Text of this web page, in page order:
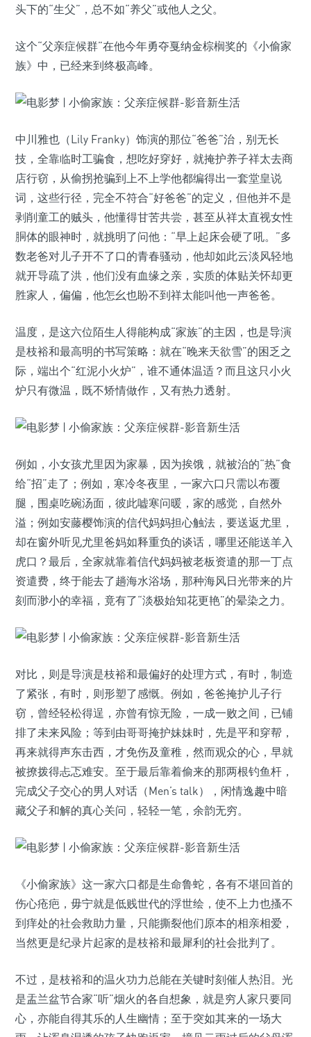
头下的“生父”，总不如“养父”或他人之父。
这个“父亲症候群”在他今年勇夺戛纳金棕榈奖的《小偷家
族》中，已经来到终极高峰。
中川雅也（Lily Franky）饰演的那位“爸爸”治，别无长
技，全靠临时工骗食，想吃好穿好，就掩护养子祥太去商
店行窃，从偷拐抢骗到上不上学他都编得出一套堂皇说
词，这些行径，完全不符合“好爸爸”的定义，但他并不是
剥削童工的贼头，他懂得甘苦共尝，甚至从祥太直视女性
胴体的眼神时，就挑明了问他：“早上起床会硬了吼。”多
数老爸对儿子开不了口的青春骚动，他却如此云淡风轻地
就开导疏了洪，他们没有血缘之亲，实质的体贴关怀却更
胜家人，偏偏，他怎幺也盼不到祥太能叫他一声爸爸。
温度，是这六位陌生人得能构成“家族”的主因，也是导演
是枝裕和最高明的书写策略：就在“晚来天欲雪”的困乏之
际，端出个“红泥小火炉”，谁不通体温适？而且这只小火
炉只有微温，既不矫情做作，又有热力透射。
例如，小女孩尤里因为家暴，因为挨饿，就被治的“热”食
给“招”走了；例如，寒冷冬夜里，一家六口只需以布覆
腿，围桌吃碗汤面，彼此嘘寒问暖，家的感觉，自然外
溢；例如安藤樱饰演的信代妈妈担心触法，要送返尤里，
却在窗外听见尤里爸妈如释重负的谈话，哪里还能送羊入
虎口？最后，全家就靠着信代妈妈被老板资遣的那一丁点
资遣费，终于能去了趟海水浴场，那种海风日光带来的片
刻而渺小的幸福，竟有了“淡极始知花更艳”的晕染之力。
对比，则是导演是枝裕和最偏好的处理方式，有时，制造
了紧张，有时，则形塑了感慨。例如，爸爸掩护儿子行
窃，曾经轻松得逞，亦曾有惊无险，一成一败之间，已铺
排了未来风险；等到由哥哥掩护妹妹时，先是平和穿帮，
再来就得声东击西，才免伤及童稚，然而观众的心，早就
被撩拨得忐忑难安。至于最后靠着偷来的那两根钓鱼杆，
完成父子交心的男人对话（Men’s talk），闲情逸趣中暗
藏父子和解的真心关问，轻轻一笔，余韵无穷。
《小偷家族》这一家六口都是生命鲁蛇，各有不堪回首的
伤心疮疤，毋宁就是低贱世代的浮世绘，使不上力也搔不
到痒处的社会救助力量，只能撕裂他们原本的相亲相爱，
当然更是纪录片起家的是枝裕和最犀利的社会批判了。
不过，是枝裕和的温火功力总能在关键时刻催人热泪。光
是盂兰盆节合家“听”烟火的各自想象，就是穷人家只要同
心，亦能自得其乐的人生幽情；至于突如其来的一场大